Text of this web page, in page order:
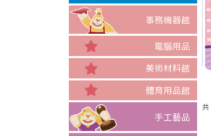
事務機器館
電腦用品
美術材料館
體育用品館
手工藝品
共